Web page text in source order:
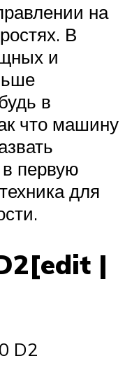
на
В
и
в
что машину
первую
для
|
D2